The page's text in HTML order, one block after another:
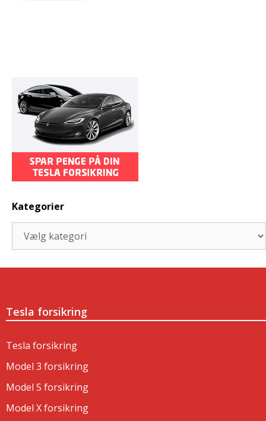
Kategorier
Tesla forsikring
Tesla forsikring
Model 3 forsikring
Model S forsikring
Model X forsikring